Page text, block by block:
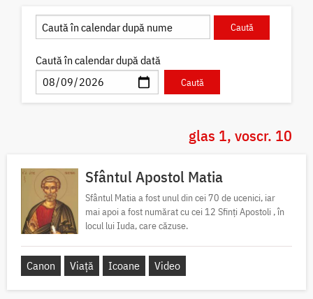
Caută în calendar după dată
glas 1, voscr. 10
Sfântul Apostol Matia
Sfântul Matia a fost unul din cei 70 de ucenici, iar
mai apoi a fost numărat cu cei 12 Sfinți Apostoli , în
locul lui Iuda, care căzuse.
Canon Viață Icoane Video